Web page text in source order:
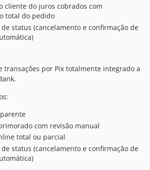
cliente do juros cobrados com
total do pedido
de status (cancelamento e confirmação de
transações por Pix totalmente integrado a
com revisão manual
total ou parcial
de status (cancelamento e confirmação de